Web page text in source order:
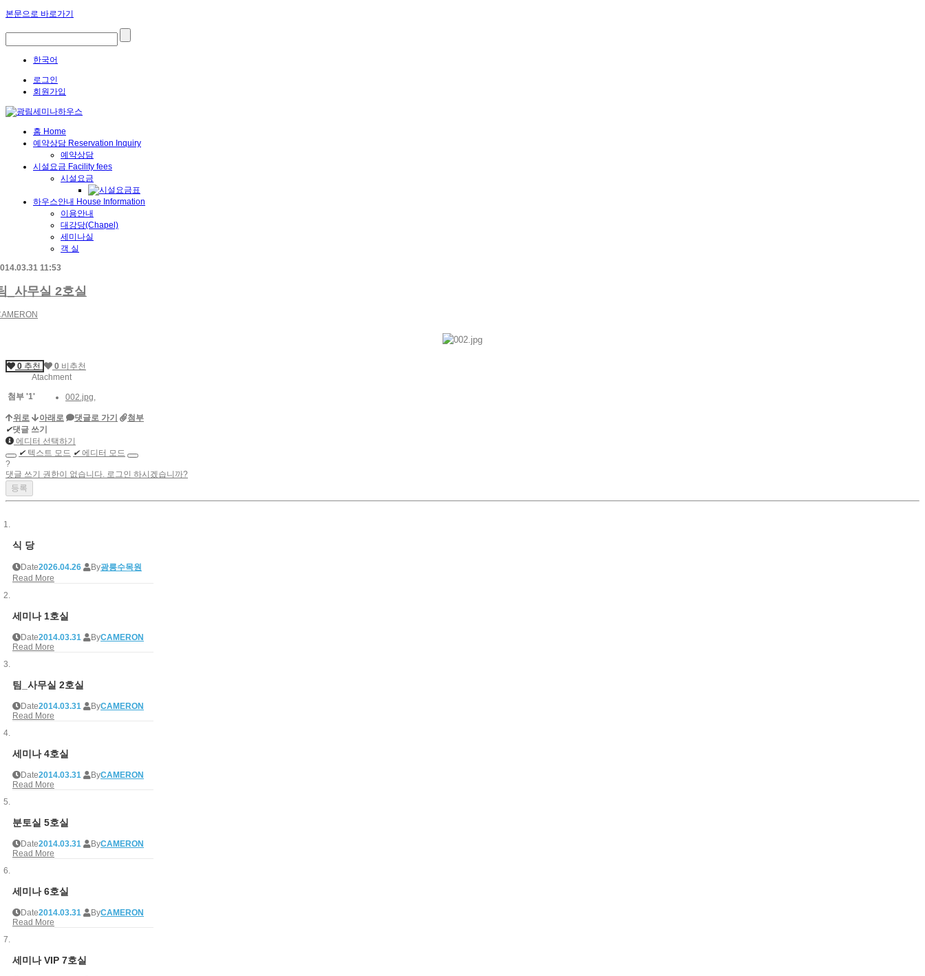
본문으로 바로가기
한국어
로그인
회원가입
홈 Home
예약상담 Reservation Inquiry
예약상담
시설요금 Facility fees
시설요금
하우스안내 House Information
이용안내
대강당(Chapel)
세미나실
객 실
11:53
_사무실 2호실
0 추천 0 비추천
Atachment
첨부 '1' 002.jpg,
위로 아래로 댓글로 가기
첨부
✔댓글 쓰기
에디터 선택하기
✔ 텍스트 모드 ✔에디터 모드
?
댓글 쓰기 권한이 없습니다. 로그인 하시겠습니까?
식 당
Date2026.04.26 By광릉수목원
Read More
세미나 1호실
Date2014.03.31 ByCAMERON
Read More
팀_사무실 2호실
Date2014.03.31 ByCAMERON
Read More
세미나 4호실
Date2014.03.31 ByCAMERON
Read More
분토실 5호실
Date2014.03.31 ByCAMERON
Read More
세미나 6호실
Date2014.03.31 ByCAMERON
Read More
세미나 VIP 7호실